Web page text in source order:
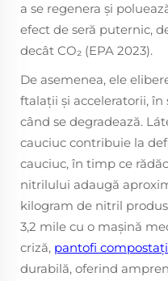
a se regenera și
efect de seră puternic,
decât CO₂ (EPA 2023).
De asemenea, ele
ftalații și acceleratorii, în
când se degradează.
cauciuc contribuie la
cauciuc, în timp ce
nitrilului adaugă
kilogram de nitril
3,2 mile cu o mașină
criză, pantofi compostați
durabilă, oferind